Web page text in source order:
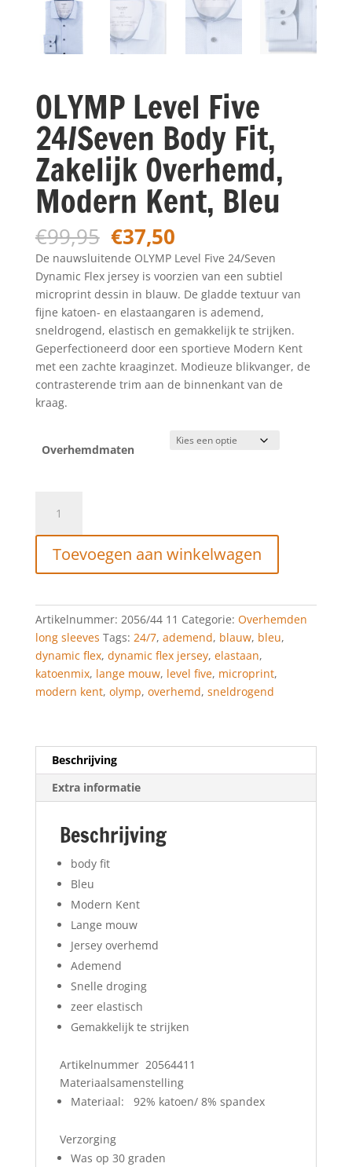
OLYMP Level Five
24/Seven Body Fit,
Zakelijk Overhemd,
Modern Kent, Bleu
€99,95 Oorspronkelijke
prijs
was:
€99,95.
€37,50Huidige
prijs
is:
€37,50.
De nauwsluitende OLYMP Level Five 24/Seven
Dynamic Flex jersey is voorzien van een subtiel
microprint dessin in blauw. De gladde textuur van
fijne katoen- en elastaangaren is ademend,
sneldrogend, elastisch en gemakkelijk te strijken.
Geperfectioneerd door een sportieve Modern Kent
met een zachte kraaginzet. Modieuze blikvanger, de
contrasterende trim aan de binnenkant van de
kraag.
Overhemdmaten
Level
Five
24/Seven
Body
Zakelijk
Overhemd,
Modern
Kent,
Bleu
aantal
Toevoegen aan winkelwagen
Artikelnummer: 2056/44 11 Categorie: Overhemden
long sleeves Tags: 24/7, ademend, blauw, bleu,
dynamic flex, dynamic flex jersey, elastaan,
katoenmix, lange mouw, level five, microprint,
modern kent, olymp, overhemd, sneldrogend
Beschrijving
Extra informatie
Beschrijving
body fit
Bleu
Modern Kent
Lange mouw
Jersey overhemd
Ademend
Snelle droging
zeer elastisch
Gemakkelijk te strijken
Artikelnummer 20564411
Materiaalsamenstelling
Materiaal: 92% katoen/ 8% spandex
Verzorging
Was op 30 graden